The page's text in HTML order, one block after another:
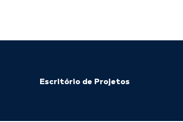
Escritório de Projetos